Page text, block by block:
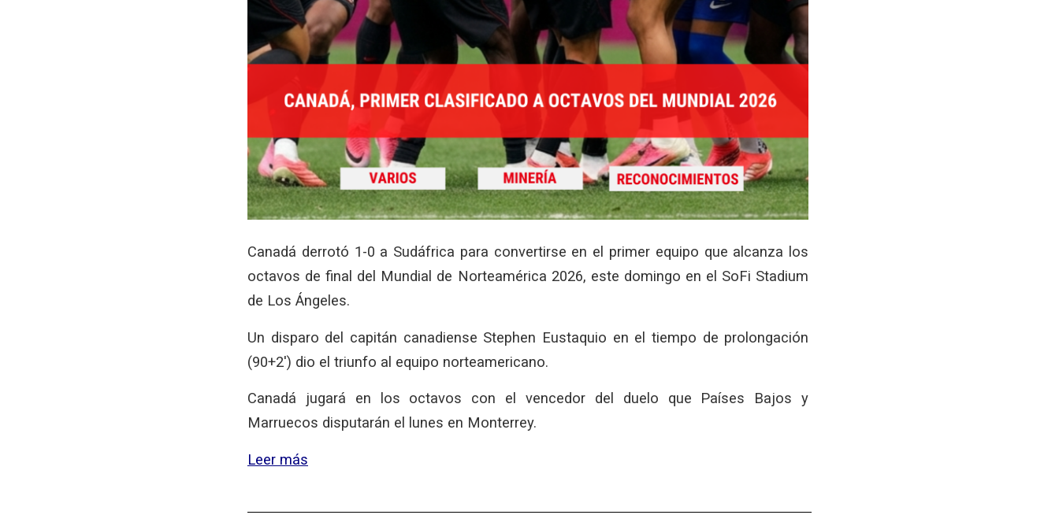
Canadá derrotó 1-0 a Sudáfrica para convertirse en el primer equipo que alcanza los
octavos de final del Mundial de Norteamérica 2026, este domingo en el SoFi Stadium
de Los Ángeles.
Un disparo del capitán canadiense Stephen Eustaquio en el tiempo de prolongación
(90+2′) dio el triunfo al equipo norteamericano.
Canadá jugará en los octavos con el vencedor del duelo que Países Bajos y
Marruecos disputarán el lunes en Monterrey.
Leer más